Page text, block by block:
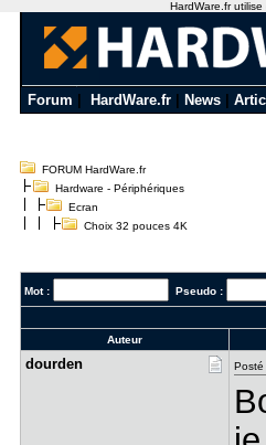
Forum HardWare.fr News
FORUM HardWare.fr
Hardware - Périphériques
Ecran
Choix 32 pouces 4K
Mot : Pseudo :
Auteur
dourden
HardWare.fr